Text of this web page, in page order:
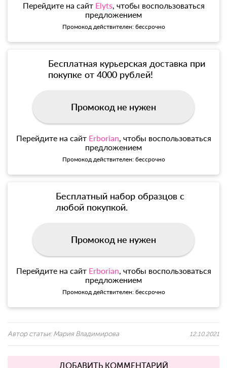
Перейдите на сайт Elyts, чтобы воспользоваться
предложением
Промокод действителен: бессрочно
Бесплатная курьерская доставка при
покупке от 4000 рублей!
Промокод не нужен
Перейдите на сайт Erborian, чтобы воспользоваться
предложением
Промокод действителен: бессрочно
Бесплатный набор образцов с
любой покупкой.
Промокод не нужен
Перейдите на сайт Erborian, чтобы воспользоваться
предложением
Промокод действителен: бессрочно
Автор статьи: Мария Владимирова 12.10.2021
ДОБАВИТЬ КОММЕНТАРИЙ